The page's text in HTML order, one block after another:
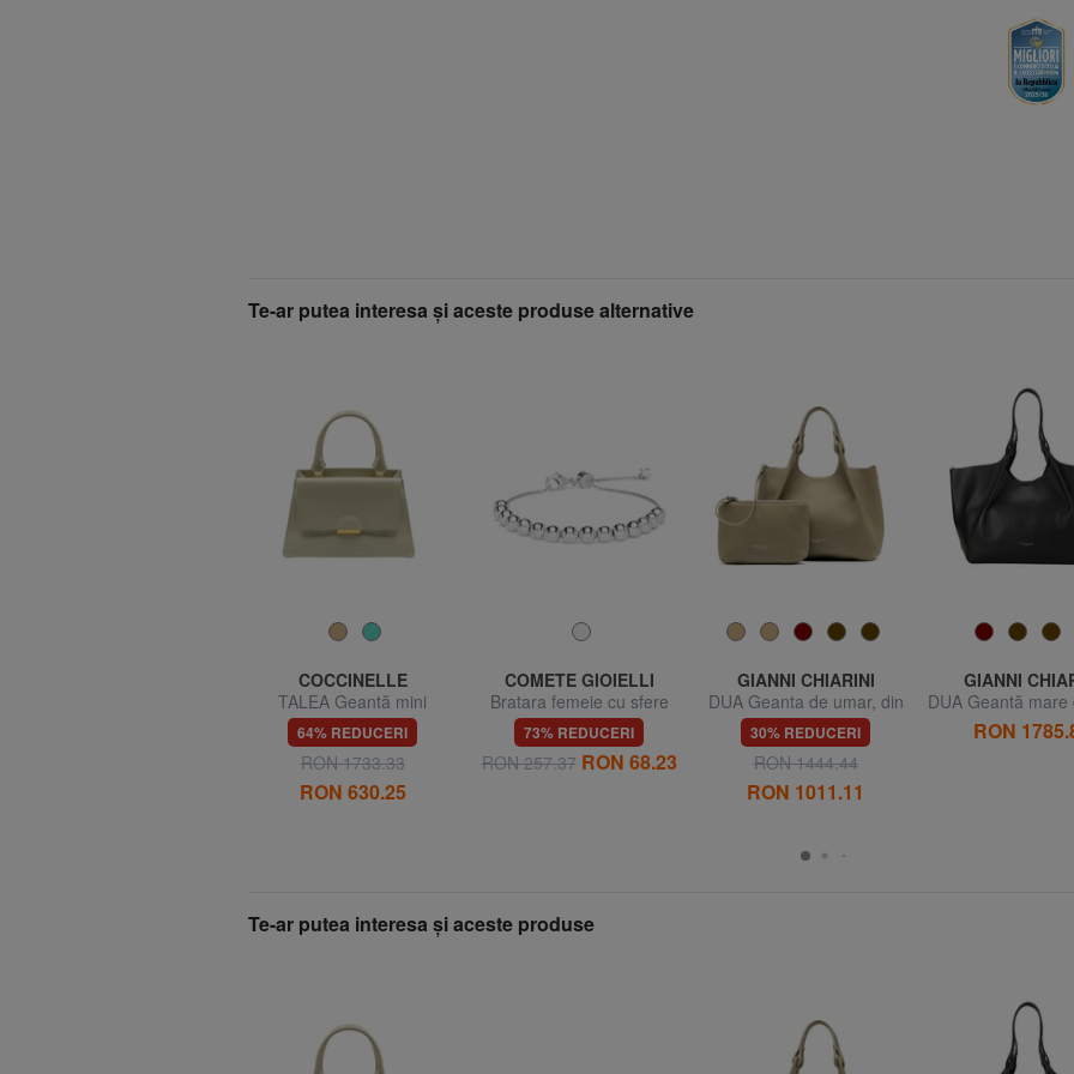
Te-ar putea interesa şi aceste produse alternative
COCCINELLE
TALEA Geantă mini
servietă din piele
64% REDUCERI
RON 1733.33
RON 630.25
COMETE GIOIELLI
Bratara femeie cu sfere
73% REDUCERI
RON 257.37 RON 68.23
GIANNI CHIARINI
DUA Geanta de umar, din
piele
30% REDUCERI
RON 1444.44
RON 1011.11
GIANNI
DUA Geantă
din piele
RON
Te-ar putea interesa şi aceste produse